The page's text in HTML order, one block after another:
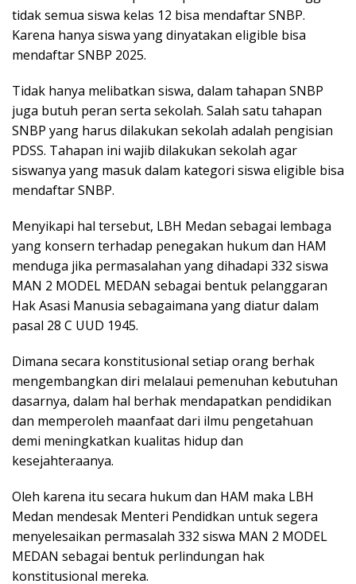
tidak semua siswa kelas 12 bisa mendaftar SNBP.
Karena hanya siswa yang dinyatakan eligible bisa
mendaftar SNBP 2025.
Tidak hanya melibatkan siswa, dalam tahapan SNBP
juga butuh peran serta sekolah. Salah satu tahapan
SNBP yang harus dilakukan sekolah adalah pengisian
PDSS. Tahapan ini wajib dilakukan sekolah agar
siswanya yang masuk dalam kategori siswa eligible bisa
mendaftar SNBP.
Menyikapi hal tersebut, LBH Medan sebagai lembaga
yang konsern terhadap penegakan hukum dan HAM
menduga jika permasalahan yang dihadapi 332 siswa
MAN 2 MODEL MEDAN sebagai bentuk pelanggaran
Hak Asasi Manusia sebagaimana yang diatur dalam
pasal 28 C UUD 1945.
Dimana secara konstitusional setiap orang berhak
mengembangkan diri melalaui pemenuhan kebutuhan
dasarnya, dalam hal berhak mendapatkan pendidikan
dan memperoleh maanfaat dari ilmu pengetahuan
demi meningkatkan kualitas hidup dan
kesejahteraanya.
Oleh karena itu secara hukum dan HAM maka LBH
Medan mendesak Menteri Pendidkan untuk segera
menyelesaikan permasalah 332 siswa MAN 2 MODEL
MEDAN sebagai bentuk perlindungan hak
konstitusional mereka.